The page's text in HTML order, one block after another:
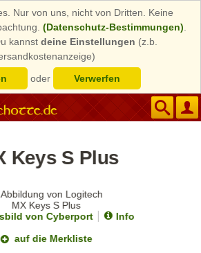
Nur von uns, nicht von Dritten. Keine
(Datenschutz-Bestimmungen)
kannst deine Einstellungen (z.b.
oder Verwerfen
Keys S Plus
von Cyberport
Info
auf die Merkliste